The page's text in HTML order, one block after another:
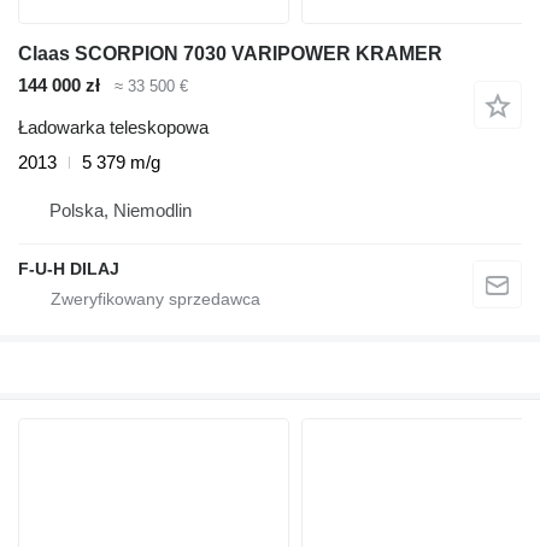
Claas SCORPION 7030 VARIPOWER KRAMER
144 000 zł
≈ 33 500 €
Ładowarka teleskopowa
2013
5 379 m/g
Polska, Niemodlin
F-U-H DILAJ